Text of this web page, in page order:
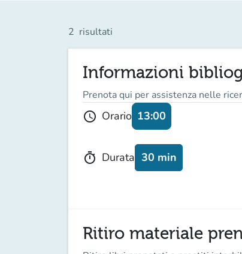
2 risultati
Informazioni
Prenota qui per assistenza nelle
schedule Orario 13:00
timer Durata 30 min
Ritiro materiale